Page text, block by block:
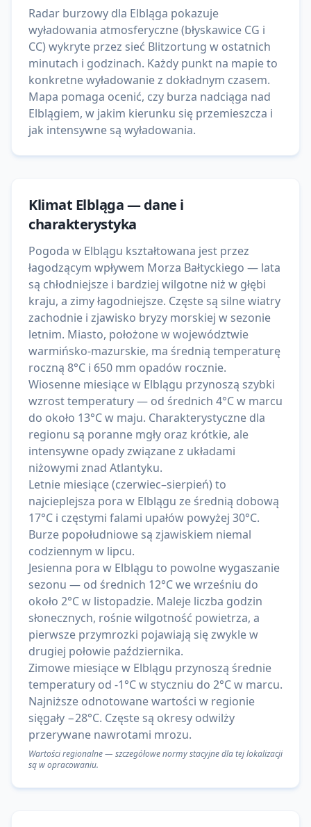
Radar burzowy dla Elbląga pokazuje
wyładowania atmosferyczne (błyskawice CG i
CC) wykryte przez sieć Blitzortung w ostatnich
minutach i godzinach. Każdy punkt na mapie to
konkretne wyładowanie z dokładnym czasem.
Mapa pomaga ocenić, czy burza nadciąga nad
Elblągiem, w jakim kierunku się przemieszcza i
jak intensywne są wyładowania.
Klimat Elbląga— dane i
charakterystyka
Pogoda w Elblągu kształtowana jest przez
łagodzącym wpływem Morza Bałtyckiego — lata
są chłodniejsze i bardziej wilgotne niż w głębi
kraju, a zimy łagodniejsze. Częste są silne wiatry
zachodnie i zjawisko bryzy morskiej w sezonie
letnim. Miasto, położone w województwie
warmińsko-mazurskie, ma średnią temperaturę
roczną 8°C i 650 mm opadów rocznie.
Wiosenne miesiące w Elblągu przynoszą szybki
wzrost temperatury — od średnich 4°C w marcu
do około 13°C w maju. Charakterystyczne dla
regionu są poranne mgły oraz krótkie, ale
intensywne opady związane z układami
niżowymi znad Atlantyku.
Letnie miesiące (czerwiec–sierpień) to
najcieplejsza pora w Elblągu ze średnią dobową
17°C i częstymi falami upałów powyżej 30°C.
Burze popołudniowe są zjawiskiem niemal
codziennym w lipcu.
Jesienna pora w Elblągu to powolne wygaszanie
sezonu — od średnich 12°C we wrześniu do
około 2°C w listopadzie. Maleje liczba godzin
słonecznych, rośnie wilgotność powietrza, a
pierwsze przymrozki pojawiają się zwykle w
drugiej połowie października.
Zimowe miesiące w Elblągu przynoszą średnie
temperatury od -1°C w styczniu do 2°C w marcu.
Najniższe odnotowane wartości w regionie
sięgały −28°C. Częste są okresy odwilży
przerywane nawrotami mrozu.
Wartości regionalne — szczegółowe normy stacyjne dla tej lokalizacji
są w opracowaniu.